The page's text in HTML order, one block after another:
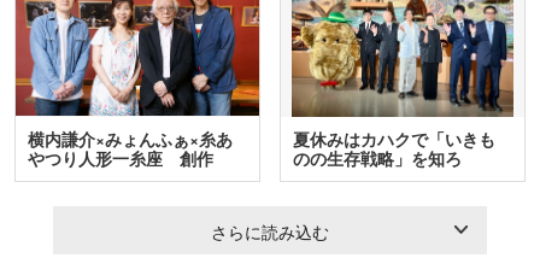
横内謙介×みょんふぁ×糸あ
やつり人形一糸座 創作
人…
夏休みはカハクで「いきも
のの生存戦略」を知ろ
う！ …
さらに読み込む